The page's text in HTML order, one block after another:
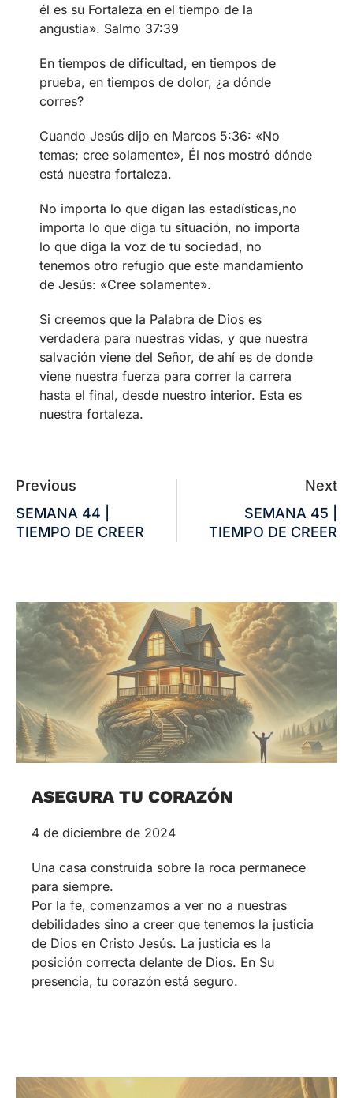
él es su Fortaleza en el tiempo de la
angustia». Salmo 37:39
En tiempos de dificultad, en tiempos de
prueba, en tiempos de dolor, ¿a dónde
corres?
Cuando Jesús dijo en Marcos 5:36: «No
temas; cree solamente», Él nos mostró dónde
está nuestra fortaleza.
No importa lo que digan las estadísticas,no
importa lo que diga tu situación, no importa
lo que diga la voz de tu sociedad, no
tenemos otro refugio que este mandamiento
de Jesús: «Cree solamente».
Si creemos que la Palabra de Dios es
verdadera para nuestras vidas, y que nuestra
salvación viene del Señor, de ahí es de donde
viene nuestra fuerza para correr la carrera
hasta el final, desde nuestro interior. Esta es
nuestra fortaleza.
Previous
SEMANA 44 |
TIEMPO DE CREER
Next
SEMANA 45 |
TIEMPO DE CREER
ASEGURA TU CORAZÓN
4 de diciembre de 2024
Una casa construida sobre la roca permanece
para siempre.
Por la fe, comenzamos a ver no a nuestras
debilidades sino a creer que tenemos la justicia
de Dios en Cristo Jesús. La justicia es la
posición correcta delante de Dios. En Su
presencia, tu corazón está seguro.